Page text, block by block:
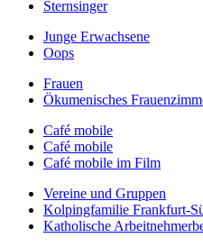
Sternsinger
Junge Erwachsene
Oops
Frauen
Ökumenisches
Café mobile
Café mobile
Café mobile im Film
Vereine und Gruppen
Kolpingfamilie Frankfurt-
Katholische